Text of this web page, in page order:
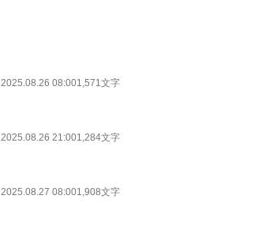
2025.08.26 08:001,571文字
2025.08.26 21:001,284文字
2025.08.27 08:001,908文字